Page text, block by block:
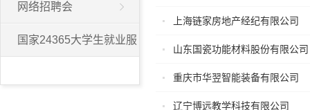
上海链家房地产经纪有限公司
山东国瓷功能材料股份有限公司
重庆市华翌智能装备有限公司
辽宁博远教学科技有限公司
网络招聘会
国家24365大学生就业服